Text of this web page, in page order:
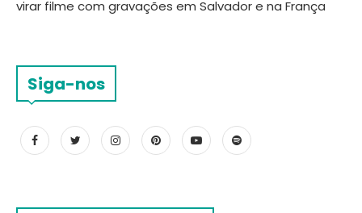
virar filme com gravações em Salvador e na França
Siga-nos